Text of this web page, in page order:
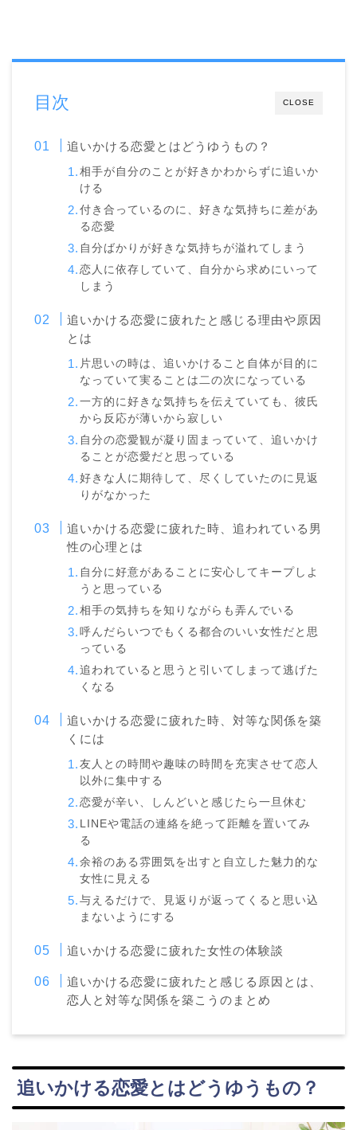
CLOSE
目次
追いかける恋愛とはどうゆうもの？
相手が自分のことが好きかわからずに追いか
ける
付き合っているのに、好きな気持ちに差があ
る恋愛
自分ばかりが好きな気持ちが溢れてしまう
恋人に依存していて、自分から求めにいって
しまう
追いかける恋愛に疲れたと感じる理由や原因
とは
片思いの時は、追いかけること自体が目的に
なっていて実ることは二の次になっている
一方的に好きな気持ちを伝えていても、彼氏
から反応が薄いから寂しい
自分の恋愛観が凝り固まっていて、追いかけ
ることが恋愛だと思っている
好きな人に期待して、尽くしていたのに見返
りがなかった
追いかける恋愛に疲れた時、追われている男
性の心理とは
自分に好意があることに安心してキープしよ
うと思っている
相手の気持ちを知りながらも弄んでいる
呼んだらいつでもくる都合のいい女性だと思
っている
追われていると思うと引いてしまって逃げた
くなる
追いかける恋愛に疲れた時、対等な関係を築
くには
友人との時間や趣味の時間を充実させて恋人
以外に集中する
恋愛が辛い、しんどいと感じたら一旦休む
LINEや電話の連絡を絶って距離を置いてみ
る
余裕のある雰囲気を出すと自立した魅力的な
女性に見える
与えるだけで、見返りが返ってくると思い込
まないようにする
追いかける恋愛に疲れた女性の体験談
追いかける恋愛に疲れたと感じる原因とは、
恋人と対等な関係を築こうのまとめ
追いかける恋愛とはどうゆうもの？